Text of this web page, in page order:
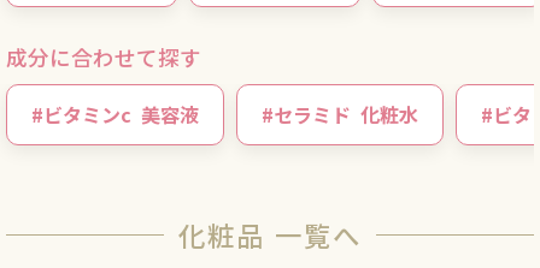
成分に合わせて探す
#ビタミンc 美容液 #セラミド 化粧水 #ビタ
化粧品 一覧へ